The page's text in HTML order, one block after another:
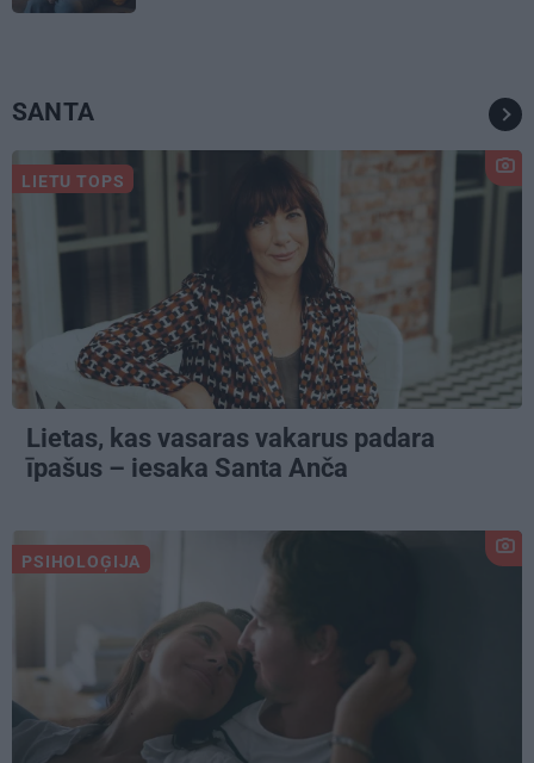
SANTA
LIETU TOPS
Lietas, kas vasaras vakarus padara
īpašus – iesaka Santa Anča
PSIHOLOĢIJA